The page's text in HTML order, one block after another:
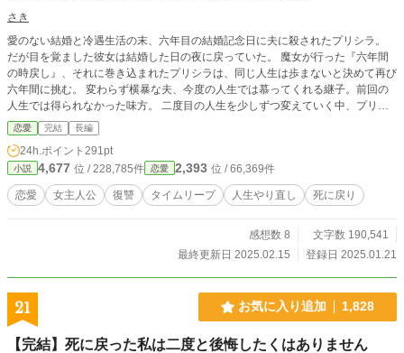
さき
愛のない結婚と冷遇生活の末、六年目の結婚記念日に夫に殺されたプリシラ。
だが目を覚ました彼女は結婚した日の夜に戻っていた。 魔女が行った『六年間
の時戻し』、それに巻き込まれたプリシラは、同じ人生は歩まないと決めて再び
六年間に挑む。 変わらず横暴な夫、今度の人生では慕ってくれる継子。前回の
人生では得られなかった味方。 二度目の人生を少しずつ変えていく中、プリシ
ラは前回の人生では現れなかった青年オリバーと出会い……。
恋愛 完結 長編
24h.ポイント 291pt
小説 4,677 位 / 228,785件 恋愛 2,393 位 / 66,369件
恋愛 女主人公 復讐 タイムリープ 人生やり直し 死に戻り
感想数 8
文字数 190,541
最終更新日 2025.02.15
登録日 2025.01.21
21 お気に入り追加 1,828
【完結】死に戻った私は二度と後悔したくはありません